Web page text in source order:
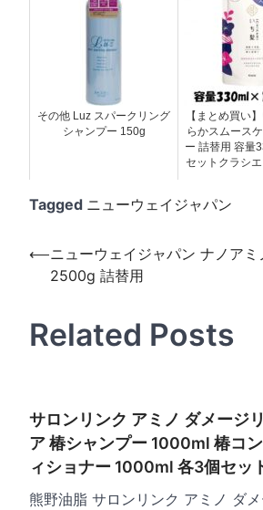
その他 Luz スパークリング
シャンプー 150g
【まとめ買い
らかスムース
ー 詰替用 容量
セットクラシ
Tagged ニューウェイジャパン
投
ビ
シ
ョ
ン
⟵ニューウェイジャパン ナノア
2500g 詰替用
Related Posts
サロンリンク アミノ ダメージ
ア 椿シャンプー 1000ml 椿コ
ィショナー 1000ml 各3個セッ
熊野油脂 サロンリンク アミノ ダ